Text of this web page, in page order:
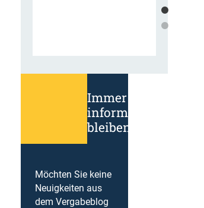
Immer
informiert
bleiben!
Möchten Sie keine
Neuigkeiten aus
dem Vergabeblog